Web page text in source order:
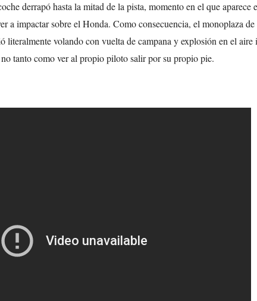
derrapó hasta la mitad de la pista, momento en el que aparece
a impactar sobre el Honda. Como consecuencia, el monoplaza
literalmente volando con vuelta de campana y explosión en el aire
tanto como ver al propio piloto salir por su propio pie.